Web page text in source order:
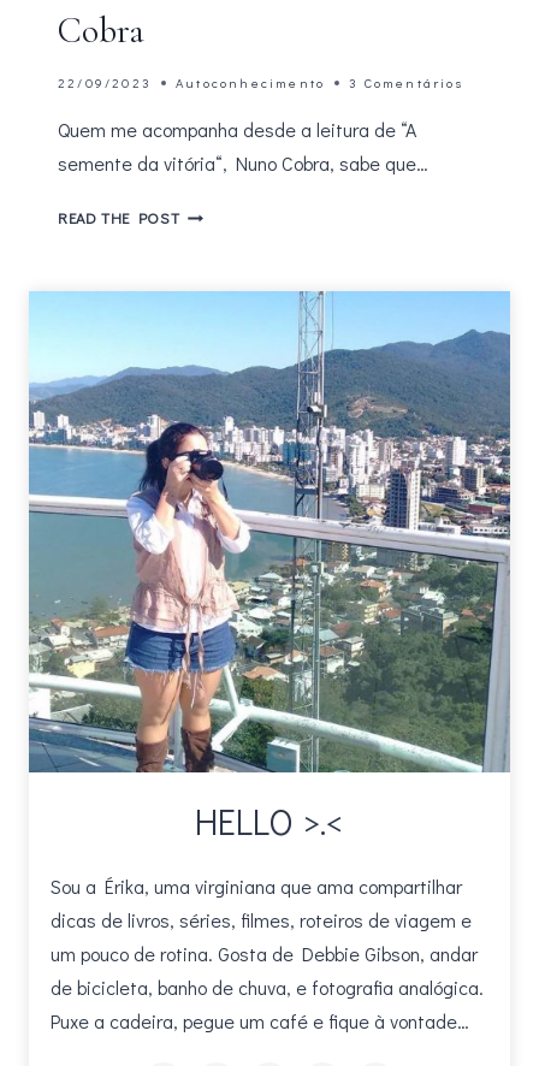
Cobra
22/09/2023 Autoconhecimento 3 Comentários
Quem me acompanha desde a leitura de “A
semente da vitória“, Nuno Cobra, sabe que…
READ THE POSTUMA
A
VITÓRIA
DE
NUNO
COBRA
HELLO >.<
Sou a Érika, uma virginiana que ama compartilhar
dicas de livros, séries, filmes, roteiros de viagem e
um pouco de rotina. Gosta de Debbie Gibson, andar
de bicicleta, banho de chuva, e fotografia analógica.
Puxe a cadeira, pegue um café e fique à vontade…